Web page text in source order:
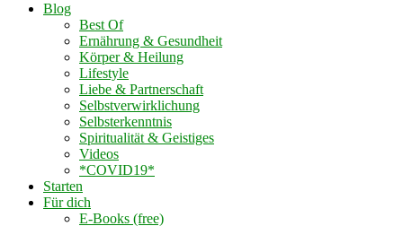
Blog
Best Of
Ernährung & Gesundheit
Körper & Heilung
Lifestyle
Liebe & Partnerschaft
Selbstverwirklichung
Selbsterkenntnis
Spiritualität & Geistiges
Videos
*COVID19*
Starten
Für dich
E-Books (free)